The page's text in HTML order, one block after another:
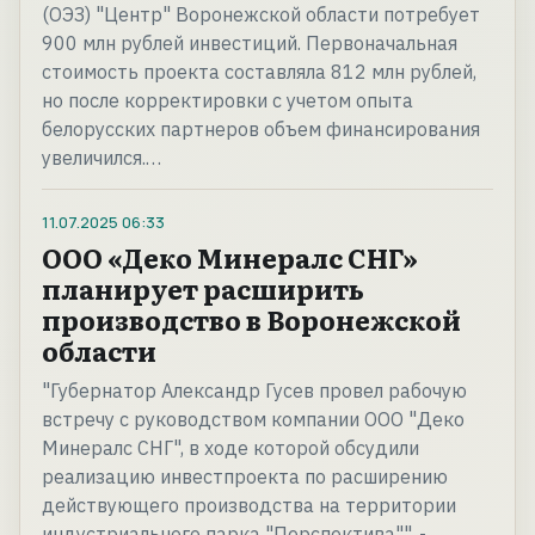
(ОЭЗ) "Центр" Воронежской области потребует
900 млн рублей инвестиций. Первоначальная
стоимость проекта составляла 812 млн рублей,
но после корректировки с учетом опыта
белорусских партнеров объем финансирования
увеличился.…
11.07.2025 06:33
ООО «Деко Минералс СНГ»
планирует расширить
производство в Воронежской
области
"Губернатор Александр Гусев провел рабочую
встречу с руководством компании ООО "Деко
Минералс СНГ", в ходе которой обсудили
реализацию инвестпроекта по расширению
действующего производства на территории